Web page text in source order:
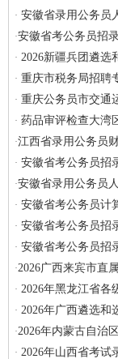
· 安徽省录用公务员
·安徽省考公务员招
· 2026新疆兵团遴选
· 重庆市税务局招聘
· 重庆公务员市交通
· 药品审评检查大湾
·江西省录用公务员
· 安徽省考公务员招
·安徽省录用公务员
· 安徽省考公务员计
· 安徽省考公务员招
· 安徽省考公务员招
·2026广西来宾市直
· 2026年黑龙江省各
· 2026年广西遴选和
·2026年内蒙古自治
· 2026年山西省考试